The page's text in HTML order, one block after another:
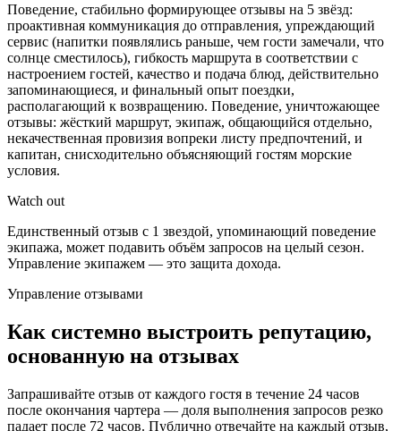
Поведение, стабильно формирующее отзывы на 5 звёзд:
проактивная коммуникация до отправления, упреждающий
сервис (напитки появлялись раньше, чем гости замечали, что
солнце сместилось), гибкость маршрута в соответствии с
настроением гостей, качество и подача блюд, действительно
запоминающиеся, и финальный опыт поездки,
располагающий к возвращению. Поведение, уничтожающее
отзывы: жёсткий маршрут, экипаж, общающийся отдельно,
некачественная провизия вопреки листу предпочтений, и
капитан, снисходительно объясняющий гостям морские
условия.
Watch out
Единственный отзыв с 1 звездой, упоминающий поведение
экипажа, может подавить объём запросов на целый сезон.
Управление экипажем — это защита дохода.
Управление отзывами
Как системно выстроить репутацию,
основанную на отзывах
Запрашивайте отзыв от каждого гостя в течение 24 часов
после окончания чартера — доля выполнения запросов резко
падает после 72 часов. Публично отвечайте на каждый отзыв,